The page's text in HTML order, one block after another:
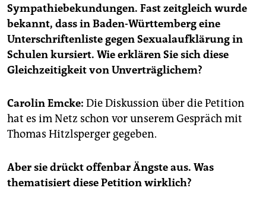
Sympathiebekundungen. Fast zeitgleich wurde
bekannt, dass in Baden-Württemberg eine
Unterschriftenliste gegen Sexualaufklärung in
Schulen kursiert. Wie erklären Sie sich diese
Gleichzeitigkeit von Unverträglichem?
Carolin Emcke: Die Diskussion über die Petition
hat es im Netz schon vor unserem Gespräch mit
Thomas Hitzlsperger gegeben.
Aber sie drückt offenbar Ängste aus. Was
thematisiert diese Petition wirklich?